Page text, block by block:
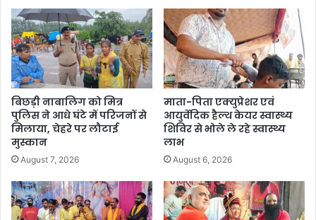
बिछड़ी नाबालिग को मित्र
पुलिस ने आधे घंटे में परिजनों से
मिलाया, चेहरे पर लौटाई
मुस्कान
August 7, 2026
माता-पिता एक्युप्रेशर एवं
आयुर्वेदिक हैल्थ केयर स्वास्थ्य
शिविर से भोले ले रहे स्वास्थ्य
लाभ
August 6, 2026